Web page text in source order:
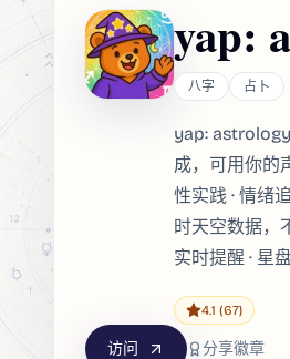
yap:
八字 占卜
yap:
成，可用你的
性实践 · 情绪
时天空数据，
实时提醒 · 星
4.1 (67)
访问 分享徽章